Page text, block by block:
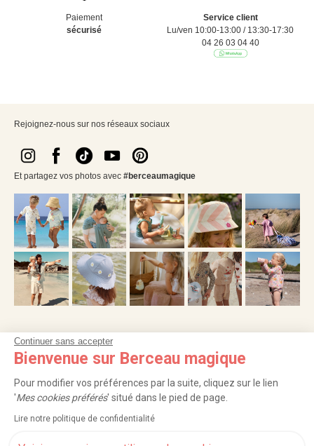
Continuer sans accepter
Bienvenue sur Berceau magique
Pour modifier vos préférences par la suite, cliquez sur le lien
'Mes cookies préférés' situé dans le pied de page.
Lire notre politique de confidentialité
Paiement
sécurisé
Service client
Lu/ven 10:00-13:00 / 13:30-17:30
04 26 03 04 40
Rejoignez-nous sur nos réseaux sociaux
Et partagez vos photos avec #berceaumagique
NOS SERVICES
À PROPOS